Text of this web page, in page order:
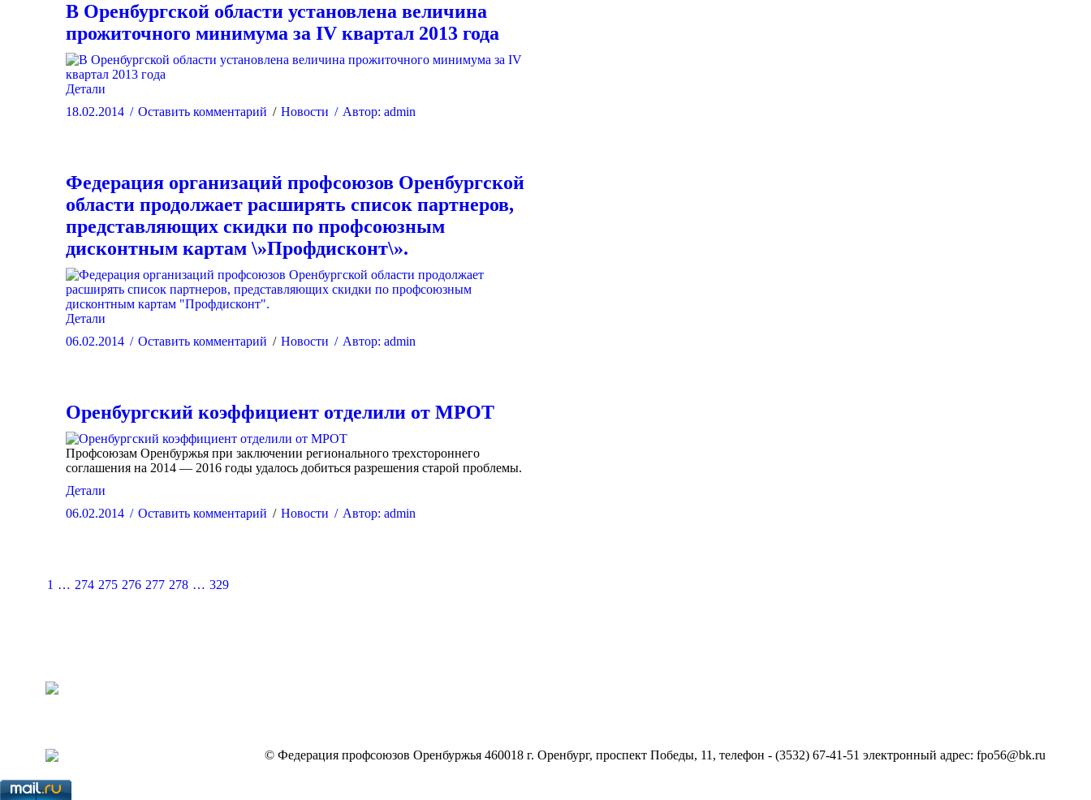
В Оренбургской области установлена величина
прожиточного минимума за IV квартал 2013 года
Детали
18.02.2014
Оставить комментарий Новости Автор: admin
Федерация организаций профсоюзов Оренбургской
области продолжает расширять список партнеров,
представляющих скидки по профсоюзным
дисконтным картам \»Профдисконт\».
Детали
06.02.2014
Оставить комментарий Новости Автор: admin
Оренбургский коэффициент отделили от МРОТ
Профсоюзам Оренбуржья при заключении регионального трехстороннего
соглашения на 2014 — 2016 годы удалось добиться разрешения старой проблемы.
Детали
06.02.2014
Оставить комментарий Новости Автор: admin
1 … 274 275 276 277 278 … 329
© Федерация профсоюзов Оренбуржья 460018 г. Оренбург, проспект Победы, 11, телефон - (3532) 67-41-51 электронный адрес: fpo56@bk.ru